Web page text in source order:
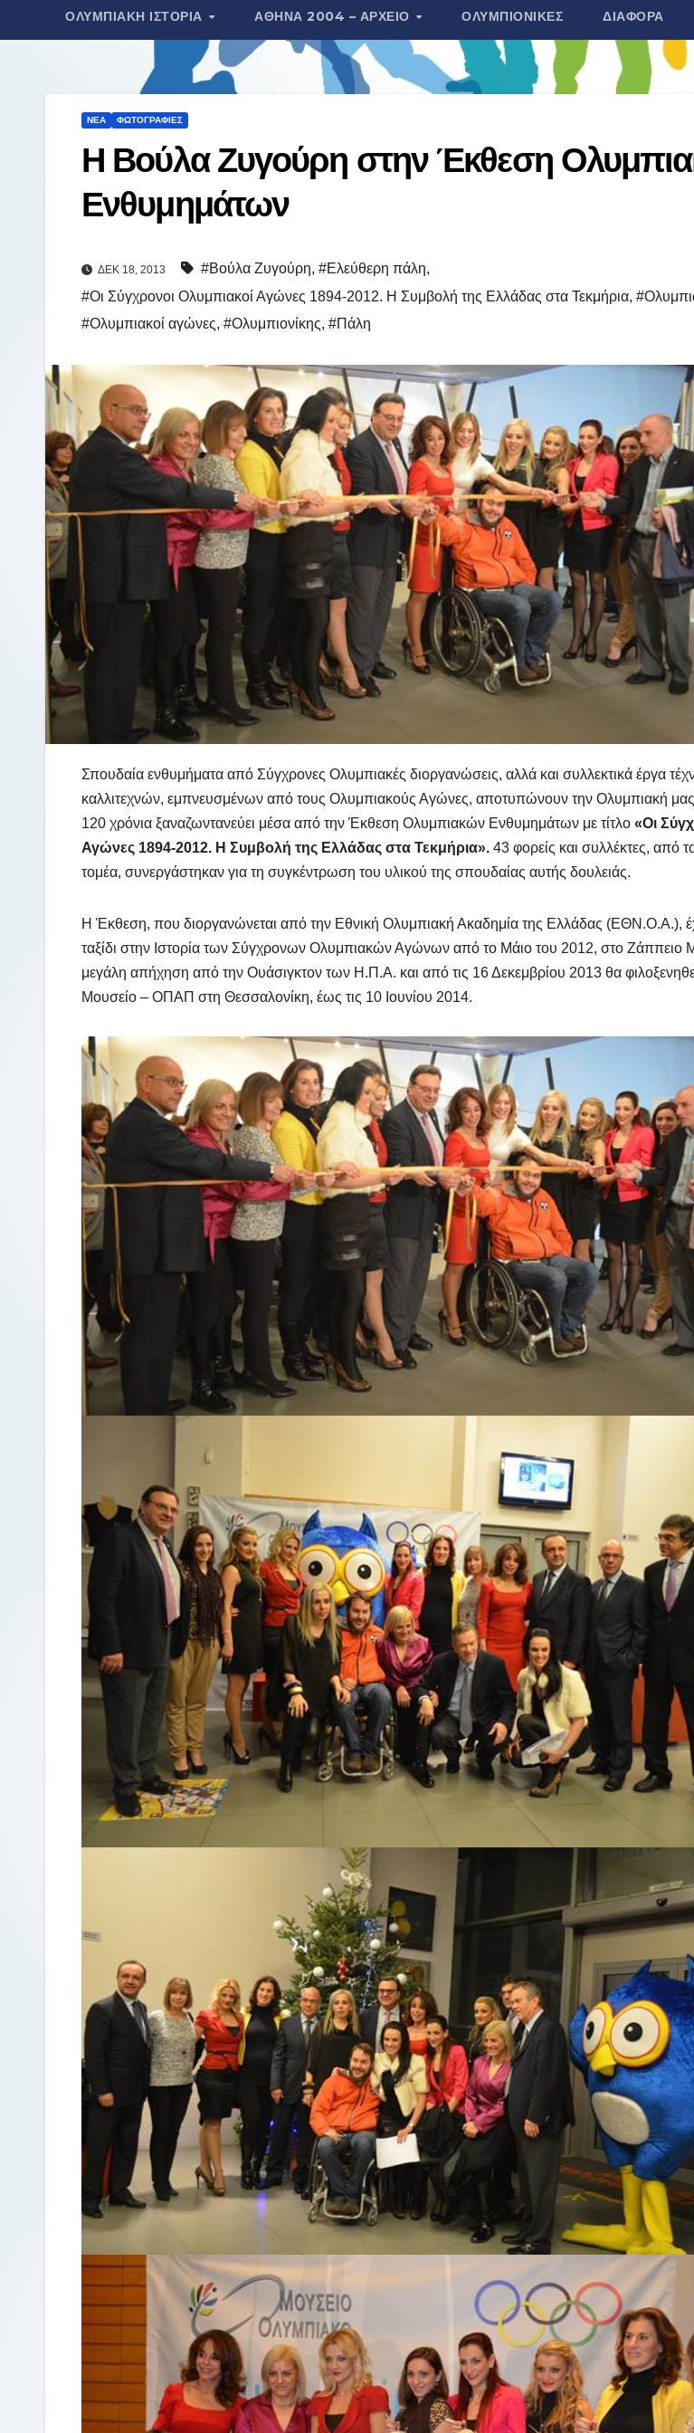
ΟΛΥΜΠΙΑΚΉ ΙΣΤΟΡΊΑ ΑΘΉΝΑ 2004 – ΑΡΧΕΊΟ ΟΛΥΜΠΙΟΝΊΚΕΣ ΔΙΆΦΟΡΑ
ΝΈΑ ΦΩΤΟΓΡΑΦΊΕΣ
Η Βούλα Ζυγούρη στην Έκθεση
Ενθυμημάτων
ΔΕΚ 18, 2013 #Βούλα Ζυγούρη, #Ελεύθερη πάλη,
#Οι Σύγχρονοι Ολυμπιακοί Αγώνες 1894-2012. Η Συμβολή της Ελλάδας στα Τεκμήρια,
#Ολυμπιακοί αγώνες, #Ολυμπιονίκης, #Πάλη
Σπουδαία ενθυμήματα από Σύγχρονες Ολυμπιακές διοργανώσεις, αλλά και συλλεκτικά έργα
καλλιτεχνών, εμπνευσμένων από τους Ολυμπιακούς Αγώνες, αποτυπώνουν την Ολυμπιακή
120 χρόνια ξαναζωντανεύει μέσα από την Έκθεση Ολυμπιακών Ενθυμημάτων με τίτλο «Οι
Αγώνες 1894-2012. Η Συμβολή της Ελλάδας στα Τεκμήρια». 43 φορείς και συλλέκτες, από
τομέα, συνεργάστηκαν για τη συγκέντρωση του υλικού της σπουδαίας αυτής δουλειάς.
Η Έκθεση, που διοργανώνεται από την Εθνική Ολυμπιακή Ακαδημία της Ελλάδας (ΕΘΝ.Ο.Α.),
ταξίδι στην Ιστορία των Σύγχρονων Ολυμπιακών Αγώνων από το Μάιο του 2012, στο Ζάππειο
μεγάλη απήχηση από την Ουάσιγκτον των Η.Π.Α. και από τις 16 Δεκεμβρίου 2013 θα
Μουσείο – ΟΠΑΠ στη Θεσσαλονίκη, έως τις 10 Ιουνίου 2014.